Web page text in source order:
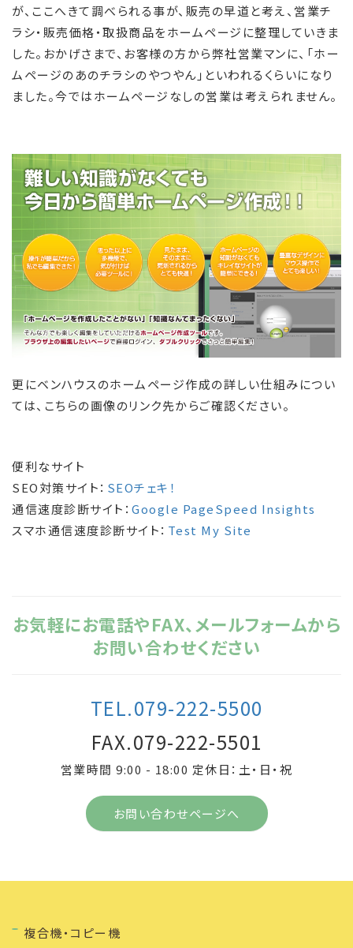
が、ここへきて調べられる事が、販売の早道と考え、営業チ
ラシ・販売価格・取扱商品をホームページに整理していきま
した。おかげさまで、お客様の方から弊社営業マンに、「ホー
ムページのあのチラシのやつやん」といわれるくらいになり
ました。今ではホームページなしの営業は考えられません。
更にベンハウスのホームページ作成の詳しい仕組みについ
ては、こちらの画像のリンク先からご確認ください。
便利なサイト
SEO対策サイト： SEOチェキ！
通信速度診断サイト： Google PageSpeed Insights
スマホ通信速度診断サイト： Test My Site
お気軽にお電話やFAX、メールフォームから
お問い合わせください
TEL.079-222-5500
FAX.079-222-5501
営業時間 9:00 - 18:00 定休日：土・日・祝
お問い合わせページへ
複合機・コピー機